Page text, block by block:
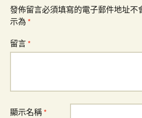
發佈留言必須填寫的電子郵件地址不
示為 *
留言 *
顯示名稱 *